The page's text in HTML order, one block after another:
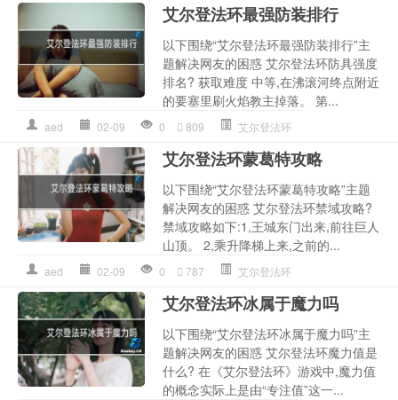
艾尔登法环最强防装排行
以下围绕“艾尔登法环最强防装排行”主
题解决网友的困惑 艾尔登法环防具强度
排名? 获取难度 中等,在沸滚河终点附近
的要塞里刷火焰教主掉落。 第...
aed 02-09 0 809 艾尔登法环
艾尔登法环蒙葛特攻略
以下围绕“艾尔登法环蒙葛特攻略”主题
解决网友的困惑 艾尔登法环禁域攻略?
禁域攻略如下:1,王城东门出来,前往巨人
山顶。 2,乘升降梯上来,之前的...
aed 02-09 0 787 艾尔登法环
艾尔登法环冰属于魔力吗
以下围绕“艾尔登法环冰属于魔力吗”主
题解决网友的困惑 艾尔登法环魔力值是
什么? 在《艾尔登法环》游戏中,魔力值
的概念实际上是由“专注值”这一...